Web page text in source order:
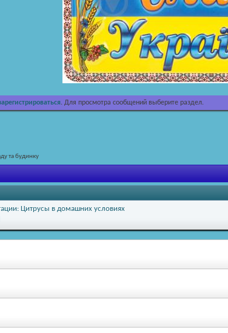
. Для просмотра сообщений выберите раздел.
та будинку
Цитрусы в домашних условиях